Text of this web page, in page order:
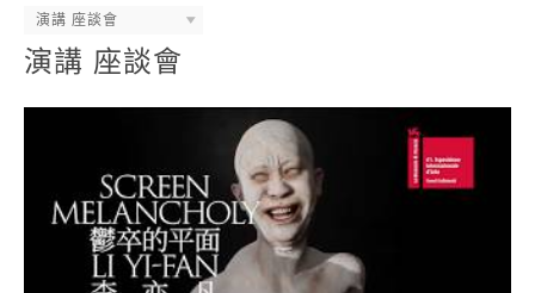
演講 座談會
演講 座談會